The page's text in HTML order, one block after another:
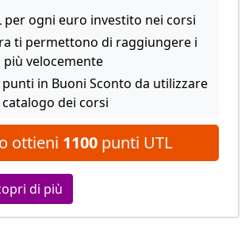
per ogni euro investito nei corsi
ti permettono di raggiungere i
velocemente
in Buoni Sconto da utilizzare
dei corsi
ottieni 1100 punti UTL
di più